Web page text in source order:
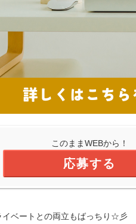
このままWEBから！
応募する
イベートとの両立もばっちり☆彡